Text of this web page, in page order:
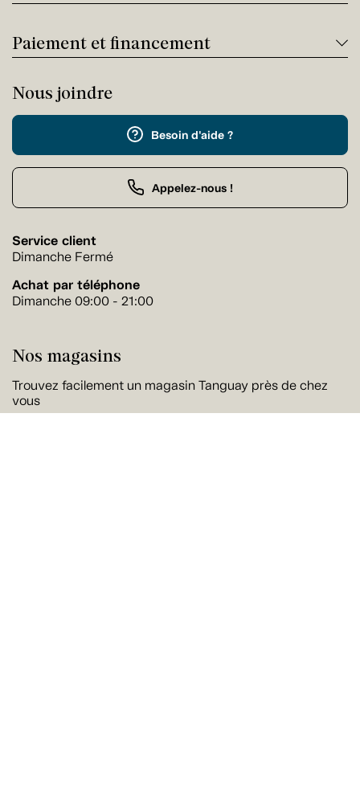
Paiement et financement
Nous joindre
Besoin d'aide ?
Appelez-nous !
Service client
Dimanche Fermé
Achat par téléphone
Dimanche 09:00 - 21:00
Nos magasins
Trouvez facilement un magasin Tanguay près de chez
vous